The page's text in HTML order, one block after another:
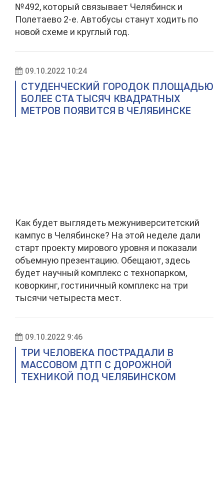
№492, который связывает Челябинск и
Полетаево 2-е. Автобусы станут ходить по
новой схеме и круглый год.
09.10.2022 10:24
СТУДЕНЧЕСКИЙ ГОРОДОК ПЛОЩАДЬЮ
БОЛЕЕ СТА ТЫСЯЧ КВАДРАТНЫХ
МЕТРОВ ПОЯВИТСЯ В ЧЕЛЯБИНСКЕ
Как будет выглядеть межуниверситетский
кампус в Челябинске? На этой неделе дали
старт проекту мирового уровня и показали
объемную презентацию. Обещают, здесь
будет научный комплекс с технопарком,
коворкинг, гостиничный комплекс на три
тысячи четыреста мест.
09.10.2022 9:46
ТРИ ЧЕЛОВЕКА ПОСТРАДАЛИ В
МАССОВОМ ДТП С ДОРОЖНОЙ
ТЕХНИКОЙ ПОД ЧЕЛЯБИНСКОМ